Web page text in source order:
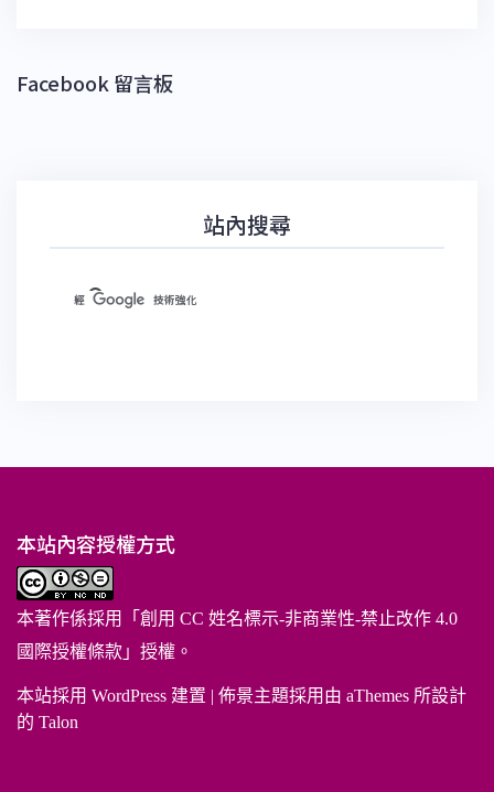
Facebook 留言板
站內搜尋
本站內容授權方式
本著作係採用「 創用 CC 姓名標示-非商業性-禁止改作 4.0
國際授權條款 」授權。
本站採用 WordPress 建置 | 佈景主題採用由 aThemes 所設計
的 Talon